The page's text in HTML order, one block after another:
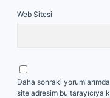
Web Sitesi
Daha sonraki
site adresim bu tarayıcıya